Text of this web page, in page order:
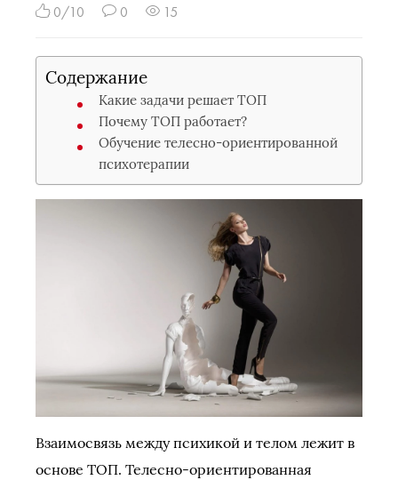
0/10 0 15
Содержание
Какие задачи решает ТОП
Почему ТОП работает?
Обучение телесно-ориентированной
психотерапии
Взаимосвязь между психикой и телом лежит в
основе ТОП. Телесно-ориентированная